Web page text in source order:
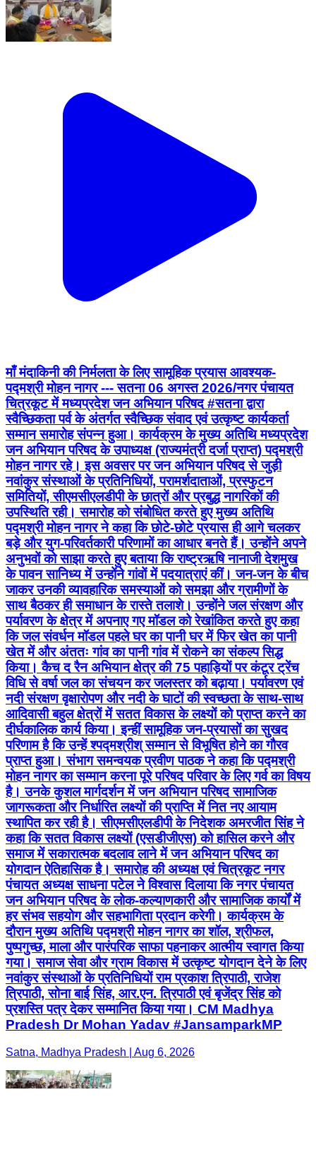
माँ मंदाकिनी की निर्मलता के लिए सामूहिक प्रयास आवश्यक-
पद्मश्री मोहन नागर --- सतना 06 अगस्त 2026/नगर पंचायत
चित्रकूट में मध्यप्रदेश जन अभियान परिषद #सतना द्वारा
स्वैच्छिकता पर्व के अंतर्गत स्वैच्छिक संवाद एवं उत्कृष्ट कार्यकर्ता
सम्मान समारोह संपन्न हुआ। कार्यक्रम के मुख्य अतिथि मध्यप्रदेश
जन अभियान परिषद के उपाध्यक्ष (राज्यमंत्री दर्जा प्राप्त) पद्मश्री
मोहन नागर रहे। इस अवसर पर जन अभियान परिषद से जुड़ी
नवांकुर संस्थाओं के प्रतिनिधियों, परामर्शदाताओं, प्रस्फुटन
समितियों, सीएमसीएलडीपी के छात्रों और प्रबुद्ध नागरिकों की
उपस्थिति रही। समारोह को संबोधित करते हुए मुख्य अतिथि
पद्मश्री मोहन नागर ने कहा कि छोटे-छोटे प्रयास ही आगे चलकर
बड़े और युग-परिवर्तकारी परिणामों का आधार बनते हैं। उन्होंने अपने
अनुभवों को साझा करते हुए बताया कि राष्ट्रऋषि नानाजी देशमुख
के पावन सानिध्य में उन्होंने गांवों में पदयात्राएं कीं। जन-जन के बीच
जाकर उनकी व्यावहारिक समस्याओं को समझा और ग्रामीणों के
साथ बैठकर ही समाधान के रास्ते तलाशे। उन्होंने जल संरक्षण और
पर्यावरण के क्षेत्र में अपनाए गए मॉडल को रेखांकित करते हुए कहा
कि जल संवर्धन मॉडल पहले घर का पानी घर में फिर खेत का पानी
खेत में और अंततः गांव का पानी गांव में रोकने का संकल्प सिद्ध
किया। कैच द रैन अभियान क्षेत्र की 75 पहाड़ियों पर कंटूर ट्रेंच
विधि से वर्षा जल का संचयन कर जलस्तर को बढ़ाया। पर्यावरण एवं
नदी संरक्षण वृक्षारोपण और नदी के घाटों की स्वच्छता के साथ-साथ
आदिवासी बहुल क्षेत्रों में सतत विकास के लक्ष्यों को प्राप्त करने का
दीर्घकालिक कार्य किया। इन्हीं सामूहिक जन-प्रयासों का सुखद
परिणाम है कि उन्हें श्पद्मश्रीश् सम्मान से विभूषित होने का गौरव
प्राप्त हुआ। संभाग समन्वयक प्रवीण पाठक ने कहा कि पद्मश्री
मोहन नागर का सम्मान करना पूरे परिषद परिवार के लिए गर्व का विषय
है। उनके कुशल मार्गदर्शन में जन अभियान परिषद सामाजिक
जागरूकता और निर्धारित लक्ष्यों की प्राप्ति में नित नए आयाम
स्थापित कर रही है। सीएमसीएलडीपी के निदेशक अमरजीत सिंह ने
कहा कि सतत विकास लक्ष्यों (एसडीजीएस) को हासिल करने और
समाज में सकारात्मक बदलाव लाने में जन अभियान परिषद का
योगदान ऐतिहासिक है। समारोह की अध्यक्ष एवं चित्रकूट नगर
पंचायत अध्यक्ष साधना पटेल ने विश्वास दिलाया कि नगर पंचायत
जन अभियान परिषद के लोक-कल्याणकारी और सामाजिक कार्यों में
हर संभव सहयोग और सहभागिता प्रदान करेगी। कार्यक्रम के
दौरान मुख्य अतिथि पद्मश्री मोहन नागर का शॉल, श्रीफल,
पुष्पगुच्छ, माला और पारंपरिक साफा पहनाकर आत्मीय स्वागत किया
गया। समाज सेवा और ग्राम विकास में उत्कृष्ट योगदान देने के लिए
नवांकुर संस्थाओं के प्रतिनिधियों राम प्रकाश त्रिपाठी, राजेश
त्रिपाठी, सोना बाई सिंह, आर.एन. त्रिपाठी एवं बृजेंद्र सिंह को
प्रशस्ति पत्र देकर सम्मानित किया गया। CM Madhya
Pradesh Dr Mohan Yadav #JansamparkMP
Satna, Madhya Pradesh | Aug 6, 2026